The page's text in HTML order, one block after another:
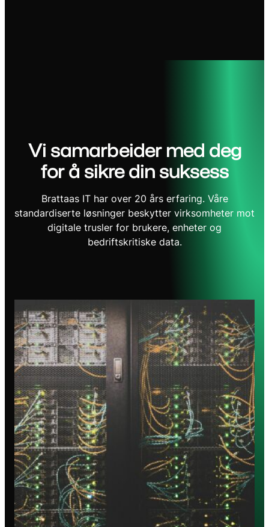
Vi samarbeider med deg
for å sikre din suksess
Brattaas IT har over 20 års erfaring. Våre
standardiserte løsninger beskytter virksomheter mot
digitale trusler for brukere, enheter og
bedriftskritiske data.